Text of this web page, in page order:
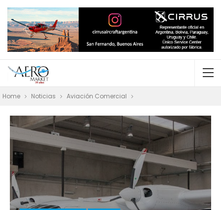
Home Noticias Aviación Comercial